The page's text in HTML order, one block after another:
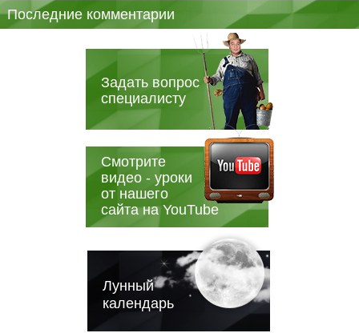
Последние комментарии
Задать вопрос
специалисту
Смотрите
видео - уроки
от нашего
сайта на YouTube
Лунный
календарь